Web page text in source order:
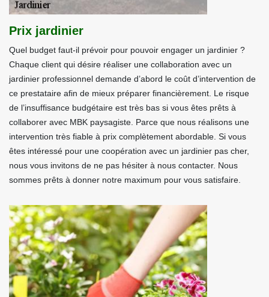
Prix jardinier
Quel budget faut-il prévoir pour pouvoir engager un jardinier ?
Chaque client qui désire réaliser une collaboration avec un
jardinier professionnel demande d’abord le coût d’intervention de
ce prestataire afin de mieux préparer financièrement. Le risque
de l’insuffisance budgétaire est très bas si vous êtes prêts à
collaborer avec MBK paysagiste. Parce que nous réalisons une
intervention très fiable à prix complètement abordable. Si vous
êtes intéressé pour une coopération avec un jardinier pas cher,
nous vous invitons de ne pas hésiter à nous contacter. Nous
sommes prêts à donner notre maximum pour vous satisfaire.